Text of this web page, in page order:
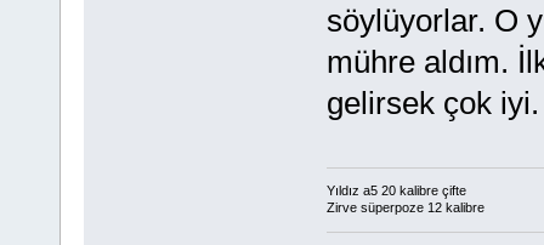
söylüyorlar. O
mühre aldım.
gelirsek çok iyi.
Yıldız a5 20 kalibre çifte
Zirve süperpoze 12 kalibre